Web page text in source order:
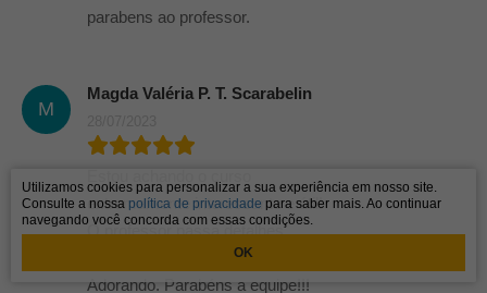
parabens ao professor.
M
Magda Valéria P. T. Scarabelin
extremamente interessante e útil!
O professor passa detalhes
Adorando. Parabéns a equipe!!!
Utilizamos cookies para personalizar a sua experiência em nosso site.
Consulte a nossa política de privacidade para saber mais. Ao continuar
navegando você concorda com essas condições.
OK